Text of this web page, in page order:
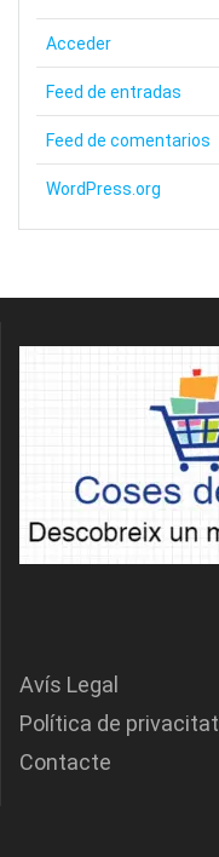
Acceder
Feed de entradas
Feed de comentarios
WordPress.org
Avís Legal
Política de privacitat
Contacte